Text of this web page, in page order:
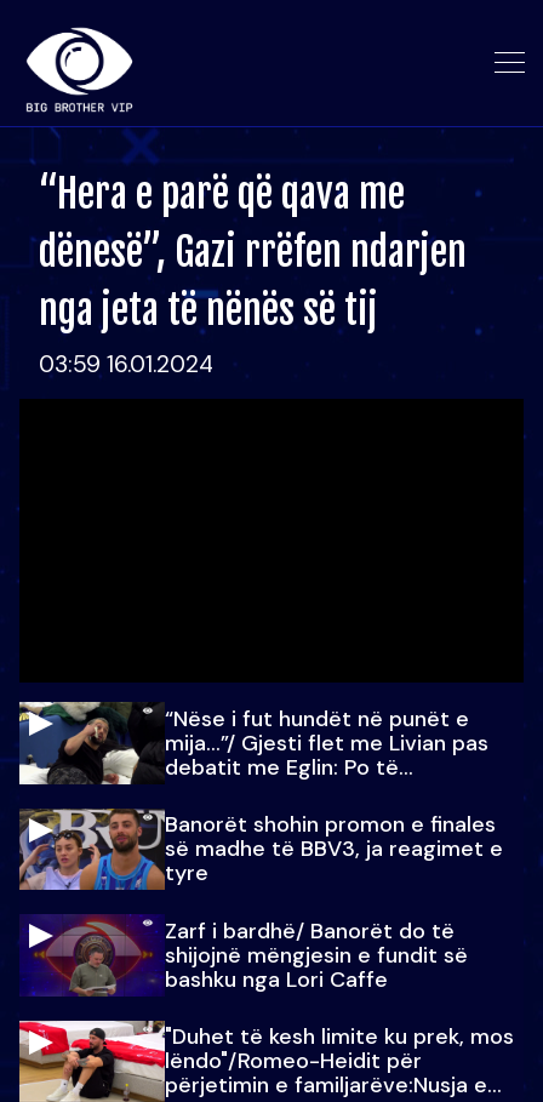
“Hera e parë që qava me
dënesë”, Gazi rrëfen ndarjen
nga jeta të nënës së tij
03:59 16.01.2024
“Nëse i fut hundët në punët e
mija…”/ Gjesti flet me Livian pas
debatit me Eglin: Po të
Banorët shohin promon e finales
së madhe të BBV3, ja reagimet e
tyre
Zarf i bardhë/ Banorët do të
shijojnë mëngjesin e fundit së
bashku nga Lori Caffe
"Duhet të kesh limite ku prek, mos
lëndo"/Romeo-Heidit për
përjetimin e familjarëve:Nusja e